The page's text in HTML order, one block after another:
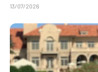
13/07/2026